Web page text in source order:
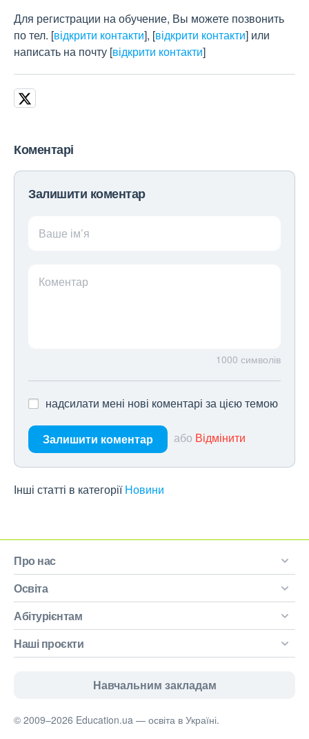
Для регистрации на обучение, Вы можете позвонить
по тел. [відкрити контакти], [відкрити контакти] или
написать на почту [відкрити контакти]
Коментарі
Залишити коментар
Ваше ім’я
Коментар
1000 символів
надсилати мені нові коментарі за цією темою
Залишити коментар або Відмінити
Інші статті в категорії Новини
Про нас
Освіта
Абітурієнтам
Наші проєкти
Навчальним закладам
© 2009–2026 Education.ua — освіта в Україні.